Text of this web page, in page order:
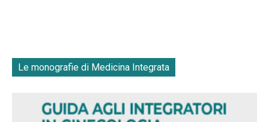
Le monografie di Medicina Integrata